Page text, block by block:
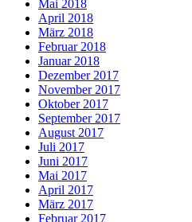
Mai 2018
April 2018
März 2018
Februar 2018
Januar 2018
Dezember 2017
November 2017
Oktober 2017
September 2017
August 2017
Juli 2017
Juni 2017
Mai 2017
April 2017
März 2017
Februar 2017